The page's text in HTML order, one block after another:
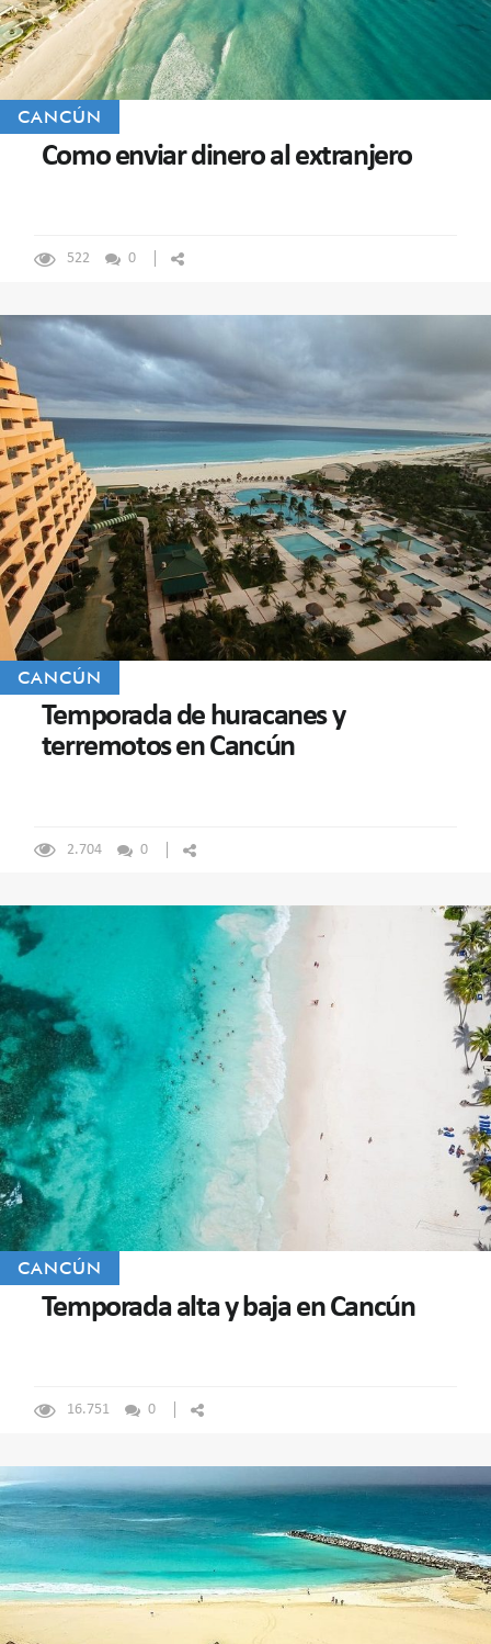
CANCÚN
Como enviar dinero al extranjero
522 0
CANCÚN
Temporada de huracanes y
terremotos en Cancún
2.704 0
CANCÚN
Temporada alta y baja en Cancún
16.751 0